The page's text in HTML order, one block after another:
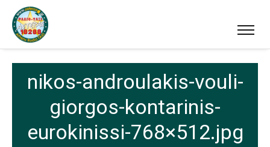
nikos-androulakis-vouli-
giorgos-kontarinis-
eurokinissi-768×512.jpg